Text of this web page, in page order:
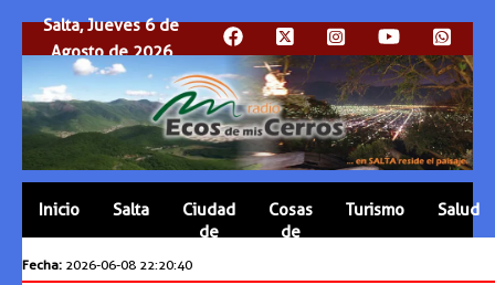
Salta, Jueves 6 de
Agosto de 2026
Inicio Salta
Ciudad
de
Cosas
de
Turismo Salud
Fecha: 2026-06-08 22:20:40